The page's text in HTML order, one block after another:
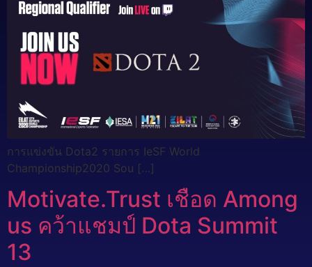
การแข่งขัน Dota2 รายการ IeSF World
Championship2020 Sou […]
Motivate.Trust เชือด Among
us คว้าแชมป์ Dota Summit
13